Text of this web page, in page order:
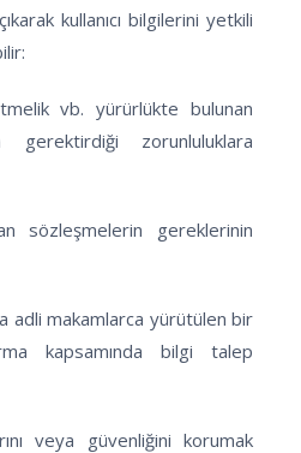
kullanıcı bilgilerini yetkili
vb. yürürlükte bulunan
gerektirdiği zorunluluklara
sözleşmelerin gereklerinin
adli makamlarca yürütülen bir
kapsamında bilgi talep
veya güvenliğini korumak